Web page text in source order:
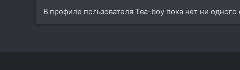
В профиле пользователя Tea-boy пока нет ни